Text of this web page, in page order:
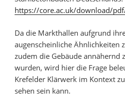
https://core.ac.uk/download/
Da die Markthallen aufgrund
augenscheinliche Ähnlichkeiten
zudem die Gebäude annähernd
wurden, wird hier die Frage
Krefelder Klärwerk im Kontext
sehen sein kann.